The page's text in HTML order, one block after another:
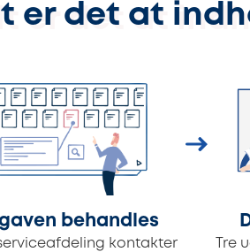
er det at
behandles
kontakter
Tre